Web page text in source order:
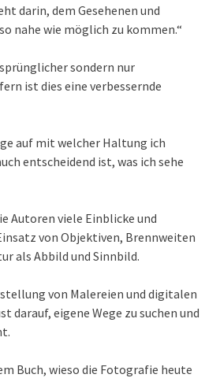
darin, dem Gesehenen und
nahe wie möglich zu kommen.“
sondern nur
ist dies eine verbessernde
auf mit welcher Haltung ich
entscheidend ist, was ich sehe
Autoren viele Einblicke und
von Objektiven, Brennweiten
als Abbild und Sinnbild.
von Malereien und digitalen
darauf, eigene Wege zu suchen und
Buch, wieso die Fotografie heute